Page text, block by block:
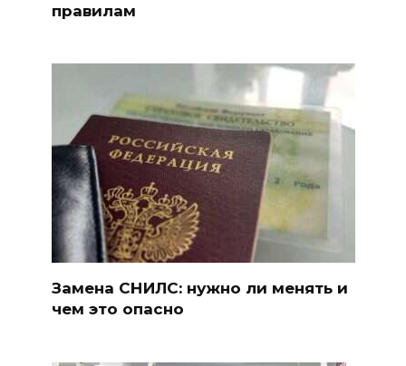
правилам
Замена СНИЛС: нужно ли менять и
чем это опасно